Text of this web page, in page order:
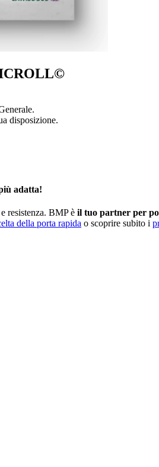
disposizione.
adatta!
resistenza. BMP è il tuo partner per
della porta rapida o scoprire subito i